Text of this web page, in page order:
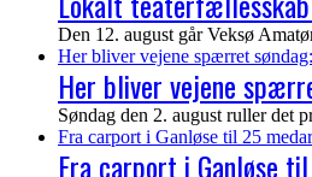
Den 12. august går Veksø
Her bliver vejene spærret
Her bliver vejene
Søndag den 2. august ruller det
Fra carport i Ganløse til 25
Fra carport i Ganløse